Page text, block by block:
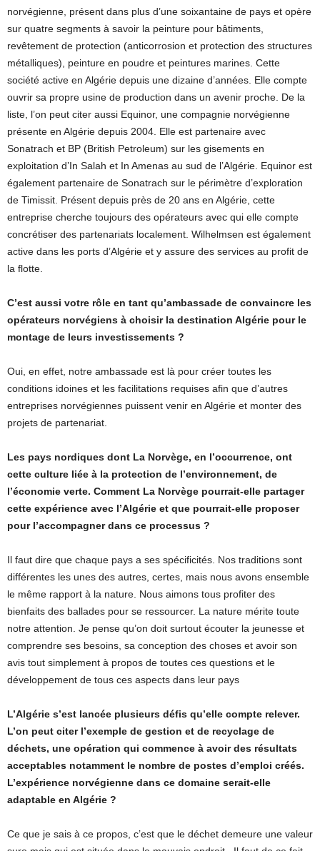
norvégienne, présent dans plus d’une soixantaine de pays et opère
sur quatre segments à savoir la peinture pour bâtiments,
revêtement de protection (anticorrosion et protection des structures
métalliques), peinture en poudre et peintures marines. Cette
société active en Algérie depuis une dizaine d’années. Elle compte
ouvrir sa propre usine de production dans un avenir proche. De la
liste, l’on peut citer aussi Equinor, une compagnie norvégienne
présente en Algérie depuis 2004. Elle est partenaire avec
Sonatrach et BP (British Petroleum) sur les gisements en
exploitation d’In Salah et In Amenas au sud de l’Algérie. Equinor est
également partenaire de Sonatrach sur le périmètre d’exploration
de Timissit. Présent depuis près de 20 ans en Algérie, cette
entreprise cherche toujours des opérateurs avec qui elle compte
concrétiser des partenariats localement. Wilhelmsen est également
active dans les ports d’Algérie et y assure des services au profit de
la flotte.
C’est aussi votre rôle en tant qu’ambassade de convaincre les
opérateurs norvégiens à choisir la destination Algérie pour le
montage de leurs investissements ?
Oui, en effet, notre ambassade est là pour créer toutes les
conditions idoines et les facilitations requises afin que d’autres
entreprises norvégiennes puissent venir en Algérie et monter des
projets de partenariat.
Les pays nordiques dont La Norvège, en l’occurrence, ont
cette culture liée à la protection de l’environnement, de
l’économie verte. Comment La Norvège pourrait-elle partager
cette expérience avec l’Algérie et que pourrait-elle proposer
pour l’accompagner dans ce processus ?
Il faut dire que chaque pays a ses spécificités. Nos traditions sont
différentes les unes des autres, certes, mais nous avons ensemble
le même rapport à la nature. Nous aimons tous profiter des
bienfaits des ballades pour se ressourcer. La nature mérite toute
notre attention. Je pense qu’on doit surtout écouter la jeunesse et
comprendre ses besoins, sa conception des choses et avoir son
avis tout simplement à propos de toutes ces questions et le
développement de tous ces aspects dans leur pays
L’Algérie s’est lancée plusieurs défis qu’elle compte relever.
L’on peut citer l’exemple de gestion et de recyclage de
déchets, une opération qui commence à avoir des résultats
acceptables notamment le nombre de postes d’emploi créés.
L’expérience norvégienne dans ce domaine serait-elle
adaptable en Algérie ?
Ce que je sais à ce propos, c’est que le déchet demeure une valeur